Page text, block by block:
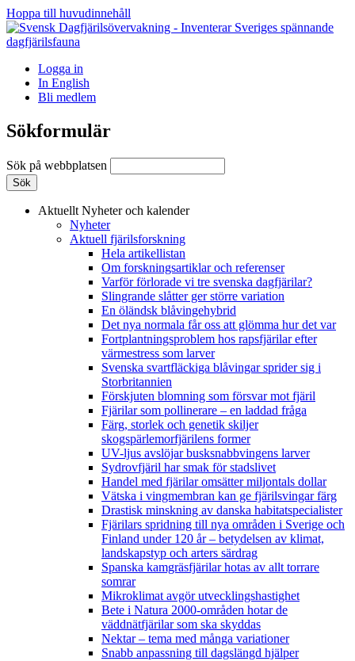
Hoppa till huvudinnehåll
Logga in
In English
Bli medlem
Sökformulär
Sök på webbplatsen
Aktuellt Nyheter och kalender
Nyheter
Aktuell fjärilsforskning
Hela artikellistan
Om forskningsartiklar och referenser
Varför förlorade vi tre svenska dagfjärilar?
Slingrande slåtter ger större variation
En öländsk blåvingehybrid
Det nya normala får oss att glömma hur det var
Fortplantningsproblem hos rapsfjärilar efter
värmestress som larver
Svenska svartfläckiga blåvingar sprider sig i
Storbritannien
Förskjuten blomning som försvar mot fjäril
Fjärilar som pollinerare – en laddad fråga
Färg, storlek och genetik skiljer
skogspärlemorfjärilens former
UV-ljus avslöjar busksnabbvingens larver
Sydrovfjäril har smak för stadslivet
Handel med fjärilar omsätter miljontals dollar
Vätska i vingmembran kan ge fjärilsvingar färg
Drastisk minskning av danska habitatspecialister
Fjärilars spridning till nya områden i Sverige och
Finland under 120 år– betydelsen av klimat,
landskapstyp och arters särdrag
Spanska kamgräsfjärilar hotas av allt torrare
somrar
Mikroklimat avgör utvecklingshastighet
Bete i Natura 2000-områden hotar de
väddnätfjärilar som ska skyddas
Nektar – tema med många variationer
Snabb anpassning till dagslängd hjälper